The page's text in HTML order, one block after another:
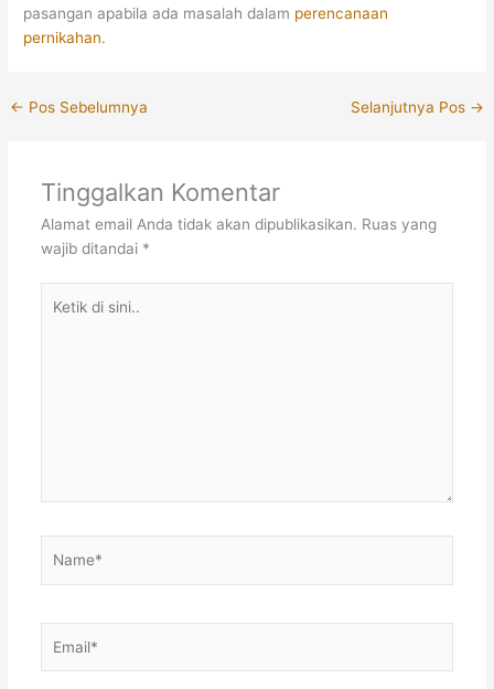
pasangan apabila ada masalah dalam perencanaan
pernikahan.
← Pos Sebelumnya Selanjutnya Pos →
Tinggalkan Komentar
Alamat email Anda tidak akan dipublikasikan. Ruas yang
wajib ditandai *